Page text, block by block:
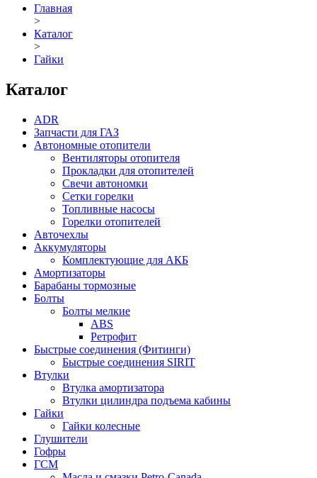
Главная
>
Каталог
>
Гайки
Каталог
ADR
Запчасти для ГАЗ
Автономные отопители
Вентиляторы отопителя
Прокладки для отопителей
Свечи автономки
Сетки горелки
Топливные насосы
Горелки отопителей
Авточехлы
Аккумуляторы
Комплектующие для АКБ
Амортизаторы
Барабаны тормозные
Болты
Болты мелкие
ABS
Ретрофит
Быстрые соединения (Фитинги)
Быстрые соединения SIRIT
Втулки
Втулка амортизатора
Втулки цилиндра подъема кабины
Гайки
Гайки колесные
Глушители
Гофры
ГСМ